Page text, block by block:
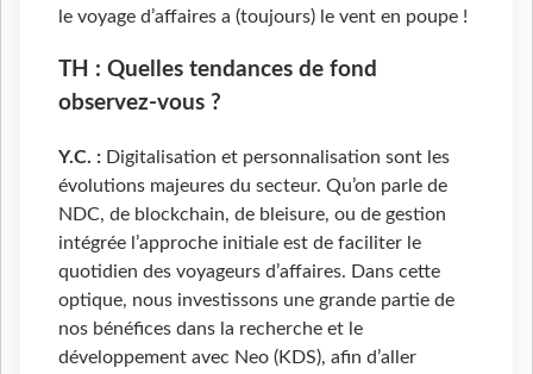
le voyage d’affaires a (toujours) le vent en poupe !
TH : Quelles tendances de fond
observez-vous ?
Y.C. : Digitalisation et personnalisation sont les
évolutions majeures du secteur. Qu’on parle de
NDC, de blockchain, de bleisure, ou de gestion
intégrée l’approche initiale est de faciliter le
quotidien des voyageurs d’affaires. Dans cette
optique, nous investissons une grande partie de
nos bénéfices dans la recherche et le
développement avec Neo (KDS), afin d’aller